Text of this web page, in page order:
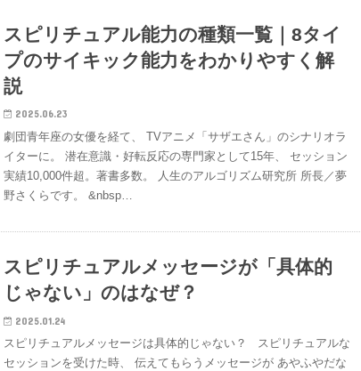
スピリチュアル能力の種類一覧｜8タイ
プのサイキック能力をわかりやすく解
説
2025.06.23
劇団青年座の女優を経て、 TVアニメ「サザエさん」のシナリオラ
イターに。 潜在意識・好転反応の専門家として15年、 セッション
実績10,000件超。著書多数。 人生のアルゴリズム研究所 所長／夢
野さくらです。 &nbsp…
スピリチュアルメッセージが「具体的
じゃない」のはなぜ？
2025.01.24
スピリチュアルメッセージは具体的じゃない？ スピリチュアルな
セッションを受けた時、 伝えてもらうメッセージが あやふやだな